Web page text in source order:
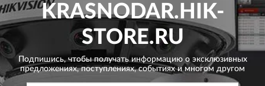
KRASNODAR.HIK-
STORE.RU
Подпишись, чтобы получать информацию о эксклюзивных
предложениях,поступлениях, событиях и многом другом